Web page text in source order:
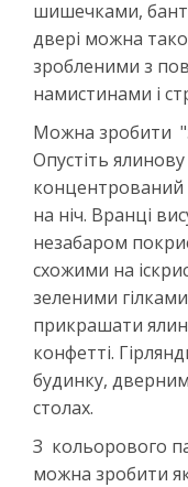
шишечками,
двері можна
зробленими з
намистинами і
Можна зробити
Опустіть ялинову
концентрований
на ніч. Вранці
незабаром
схожими на
зеленими
прикрашати
конфетті.
будинку,
столах.
З кольорового
можна зробити як